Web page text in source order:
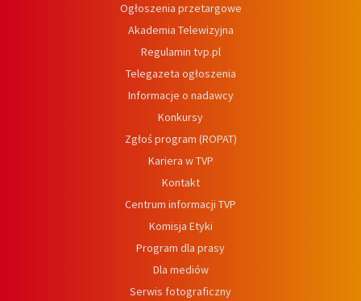
Ogłoszenia przetargowe
Akademia Telewizyjna
Regulamin tvp.pl
Telegazeta ogłoszenia
Informacje o nadawcy
Konkursy
Zgłoś program (ROPAT)
Kariera w TVP
Kontakt
Centrum informacji TVP
Komisja Etyki
Program dla prasy
Dla mediów
Serwis fotograficzny